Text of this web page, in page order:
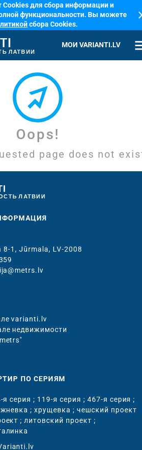
Cookies для сбора информации и
функциональности. Вы можете
сбора Cookies.
ЛАТВИИ
МОИ VARIANTI.LV
Oops!
page does not
ЛАТВИИ
8-1, Jūrmala, LV-2008
varianti.lv
недвижимости
ПО СЕРИЯМ
я серия ; 119-я серия ; 467-я серия ;
;хрущевка ; чешский проект
;литовский проект ;